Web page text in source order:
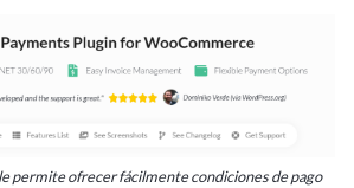
permite ofrecer fácilmente condiciones de pago